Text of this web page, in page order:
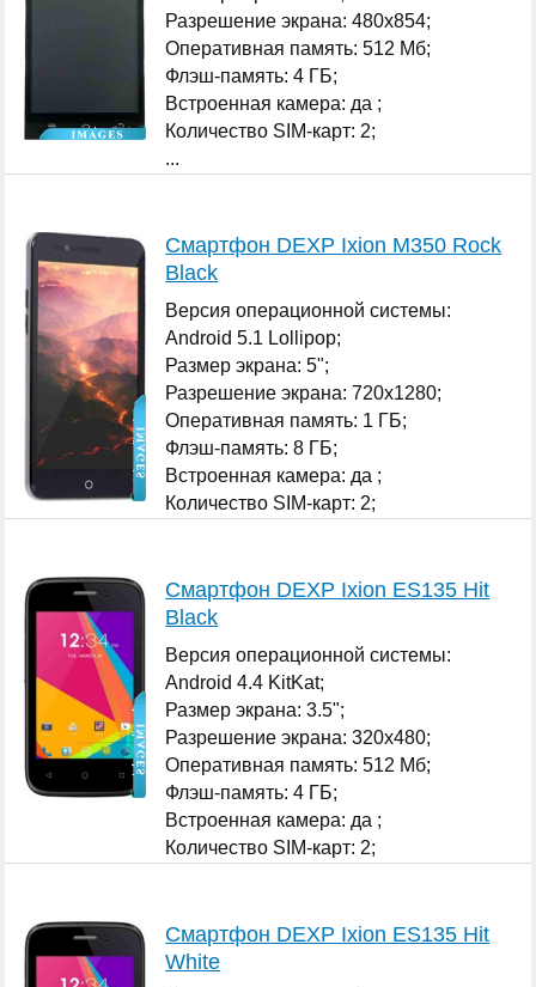
Разрешение экрана: 480x854;
Оперативная память: 512 Мб;
Флэш-память: 4 ГБ;
Встроенная камера: да ;
Количество SIM-карт: 2;
...
Смартфон DEXP Ixion M350 Rock
Black
Версия операционной системы:
Android 5.1 Lollipop;
Размер экрана: 5";
Разрешение экрана: 720x1280;
Оперативная память: 1 ГБ;
Флэш-память: 8 ГБ;
Встроенная камера: да ;
Количество SIM-карт: 2;
Смартфон DEXP Ixion ES135 Hit
Black
Версия операционной системы:
Android 4.4 KitKat;
Размер экрана: 3.5";
Разрешение экрана: 320x480;
Оперативная память: 512 Мб;
Флэш-память: 4 ГБ;
Встроенная камера: да ;
Количество SIM-карт: 2;
Смартфон DEXP Ixion ES135 Hit
White